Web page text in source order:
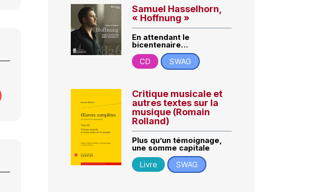
Samuel Hasselhorn,
« Hoffnung »
En attendant le
bicentenaire…
CD
SWAG
Critique musicale et
autres textes sur la
musique (Romain
Rolland)
Plus qu’un témoignage,
une somme capitale
Livre
SWAG